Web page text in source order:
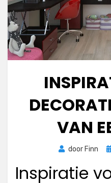
VAN
door Finn
Inspiratie